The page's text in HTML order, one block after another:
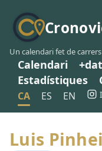
Un calendari fet de carrers
Calendari
Estadístiques
CA ES EN
Luis